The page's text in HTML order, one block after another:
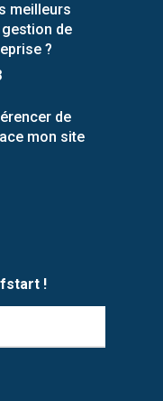
meilleurs
de
?
de
mon site
!